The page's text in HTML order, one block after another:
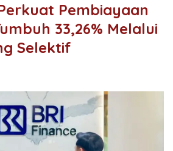
Pembiayaan
33,26% Melalui
Selektif